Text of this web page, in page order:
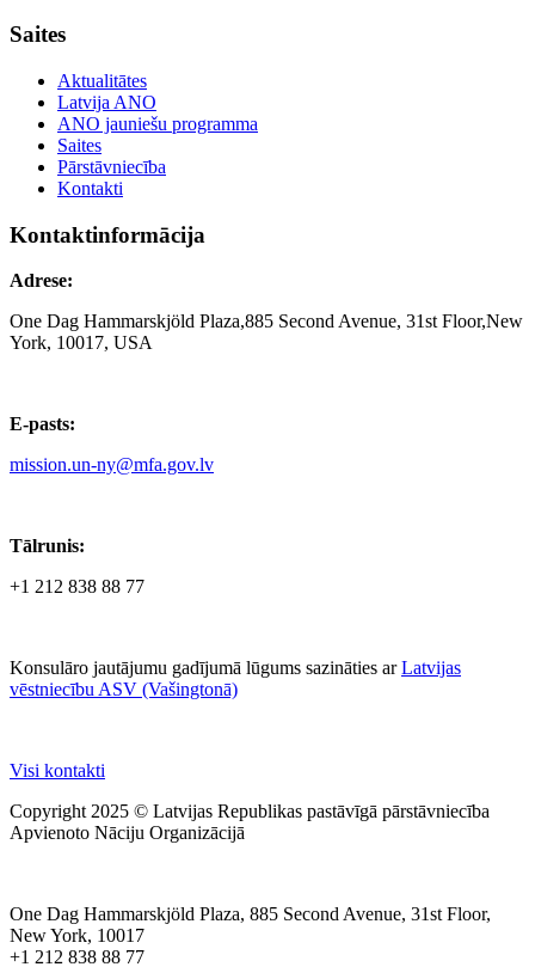
Saites
Aktualitātes
Latvija ANO
ANO jauniešu programma
Saites
Pārstāvniecība
Kontakti
Kontaktinformācija
Adrese:
One Dag Hammarskjöld Plaza,885 Second Avenue, 31st Floor,New
York, 10017, USA
E-pasts:
mission.un-ny@mfa.gov.lv
Tālrunis:
+1 212 838 88 77
Konsulāro jautājumu gadījumā lūgums sazināties arLatvijas
vēstniecību ASV (Vašingtonā)
Visi kontakti
Copyright 2025 © Latvijas Republikas pastāvīgā pārstāvniecība
Apvienoto Nāciju Organizācijā
One Dag Hammarskjöld Plaza, 885 Second Avenue, 31st Floor,
New York, 10017
+1 212 838 88 77